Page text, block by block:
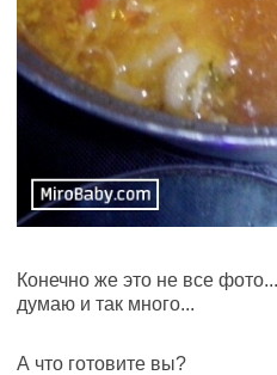
Конечно же это не все
думаю и так много...
А что готовите вы?